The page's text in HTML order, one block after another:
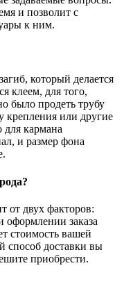
и позволит с
к ним.
который делается
клеем, для того,
было продеть трубу
крепления или другие
кармана
и размер фона
от двух факторов:
оформлении заказа
стоимость вашей
способ доставки вы
приобрести.